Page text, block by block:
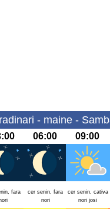
- maine -
06:00 09:00
fara
cer senin, fara
nori
cer senin, cativa
nori josi